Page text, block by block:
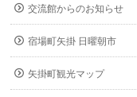
交流館からのお知らせ
宿場町矢掛 日曜朝市
矢掛町観光マップ